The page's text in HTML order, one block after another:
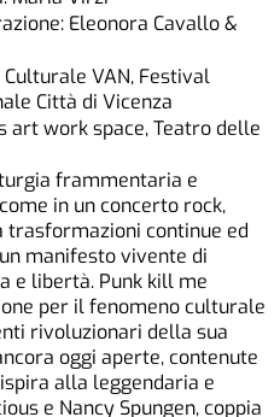
Eleonora Cavallo &
VAN, Festival
Città di Vicenza
art work space, Teatro delle
frammentaria e
in un concerto rock,
continue ed
manifesto vivente di
e libertà. Punk kill me
per il fenomeno culturale
rivoluzionari della sua
oggi aperte, contenute
alla leggendaria e
e Nancy Spungen, coppia